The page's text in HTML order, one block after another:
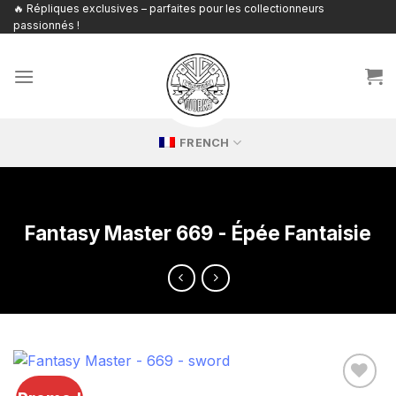
Passer
au
🔥 Répliques exclusives – parfaites pour les collectionneurs
passionnés !
FRENCH
Fantasy Master 669 - Épée Fantaisie